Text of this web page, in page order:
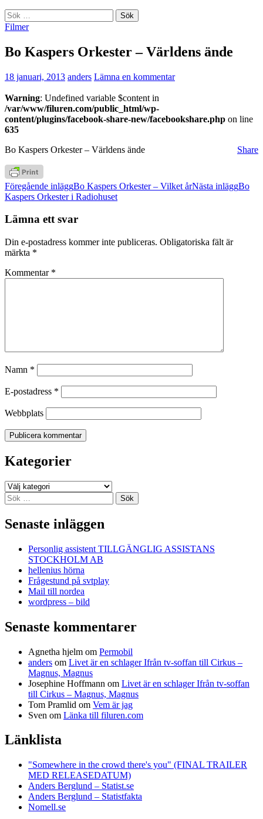
Sök
efter:
Filmer
Bo Kaspers Orkester – Världens ände
18 januari, 2013 anders Lämna en kommentar
Warning: Undefined variable $content in
/var/www/filuren.com/public_html/wp-
content/plugins/facebook-share-new/facebookshare.php on line
635
Share
Bo Kaspers Orkester – Världens ände
Inläggsnavigering
Föregående inläggBo Kaspers Orkester – Vilket årNästa inläggBo
Kaspers Orkester i Radiohuset
Lämna ett svar
Din e-postadress kommer inte publiceras. Obligatoriska fält är
märkta *
Kommentar *
Namn *
E-postadress *
Webbplats
Kategorier
Kategorier
Sök
efter:
Senaste inläggen
Personlig assistent TILLGÄNGLIG ASSISTANS
STOCKHOLM AB
hellenius hörna
Frågestund på svtplay
Mail till nordea
wordpress – bild
Senaste kommentarer
Agnetha hjelm om Permobil
anders om Livet är en schlager Ifrån tv-soffan till Cirkus –
Magnus, Magnus
Josephine Hoffmann om Livet är en schlager Ifrån tv-soffan
till Cirkus – Magnus, Magnus
Tom Pramlid om Vem är jag
Sven om Länka till filuren.com
Länklista
"Somewhere in the crowd there's you" (FINAL TRAILER
MED RELEASEDATUM)
Anders Berglund – Statist.se
Anders Berglund – Statistfakta
Nomell.se